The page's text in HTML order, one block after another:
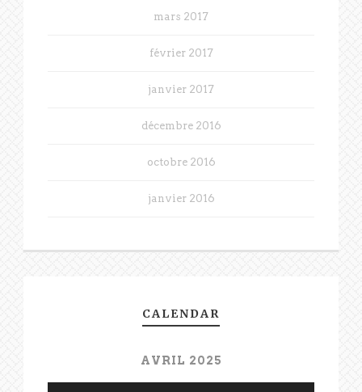
mars 2017
février 2017
janvier 2017
décembre 2016
octobre 2016
janvier 2016
CALENDAR
AVRIL 2025